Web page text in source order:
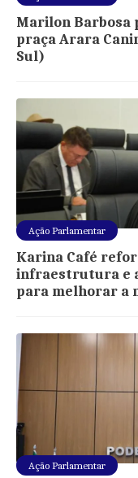
Marilon Barbosa
praça Arara
Sul)
Ação Parlamentar
Karina Café
infraestrutura e
para melhorar a
Ação Parlamentar